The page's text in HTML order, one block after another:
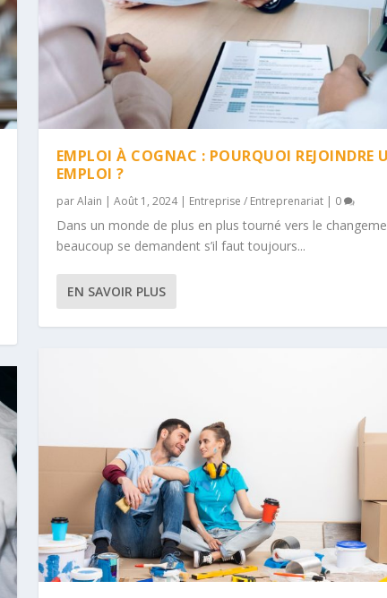
EMPLOI À COGNAC : POURQUOI REJOINDRE
EMPLOI ?
parAlain | Août 1, 2024| Entreprise / Entreprenariat| 0
Dans un monde de plus en plus tourné vers le
beaucoup se demandent s’il faut toujours...
EN SAVOIR PLUS